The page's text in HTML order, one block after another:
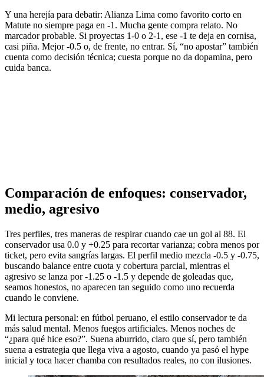
Y una herejía para debatir: Alianza Lima como favorito corto en
Matute no siempre paga en -1. Mucha gente compra relato. No
marcador probable. Si proyectas 1-0 o 2-1, ese -1 te deja en cornisa,
casi piña. Mejor -0.5 o, de frente, no entrar. Sí, “no apostar” también
cuenta como decisión técnica; cuesta porque no da dopamina, pero
cuida banca.
Comparación de enfoques: conservador,
medio, agresivo
Tres perfiles, tres maneras de respirar cuando cae un gol al 88. El
conservador usa 0.0 y +0.25 para recortar varianza; cobra menos por
ticket, pero evita sangrías largas. El perfil medio mezcla -0.5 y -0.75,
buscando balance entre cuota y cobertura parcial, mientras el
agresivo se lanza por -1.25 o -1.5 y depende de goleadas que,
seamos honestos, no aparecen tan seguido como uno recuerda
cuando le conviene.
Mi lectura personal: en fútbol peruano, el estilo conservador te da
más salud mental. Menos fuegos artificiales. Menos noches de
“¿para qué hice eso?”. Suena aburrido, claro que sí, pero también
suena a estrategia que llega viva a agosto, cuando ya pasó el hype
inicial y toca hacer chamba con resultados reales, no con ilusiones.